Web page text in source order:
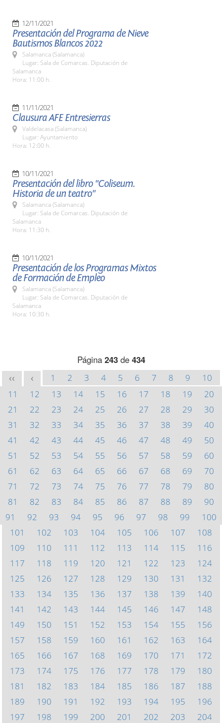
12/11/2021
Presentación del Programa de Nieve
Bautismos Blancos 2022
Salamanca (Salamanca)
Lugar: Sala de Comarcas. Diputación de
Salamanca
Hora: 11:00 h.
11/11/2021
Clausura AFE Entresierras
Valdelacasa (Salamanca)
Lugar: Ayuntamiento
Hora: 12:00 h.
10/11/2021
Presentación del libro "Coliseum.
Historia de un teatro"
Salamanca (Salamanca)
Lugar: Sala de Comarcas. Diputación de
Salamanca
Hora: 11:30 h.
10/11/2021
Presentación de los Programas Mixtos
de Formación de Empleo
Salamanca (Salamanca)
Lugar: Sala de Comarcas. Diputación de
Salamanca
Hora: 10:30 h.
Página 243de 434
<< < 1 2 3 4 5 6 7 8 9
10
11
12 13 14 15 16 17 18 19
20
21
22 23 24 25 26 27 28 29
30
31
32 33 34 35 36 37 38 39
40
41
42 43 44 45 46 47 48 49
50
51
52 53 54 55 56 57 58 59
60
61
62 63 64 65 66 67 68 69
70
71
72 73 74 75 76 77 78 79
80
81
82 83 84 85 86 87 88 89
90
91
92 93 94 95 96 97 98 99
100
101
102 103 104 105 106 107
108
109
110 111 112 113 114 115
116
117
118 119 120 121 122 123
124
125
126 127 128 129 130 131
132
133
134 135 136 137 138 139
140
141
142 143 144 145 146 147
148
149
150 151 152 153 154 155
156
157
158 159 160 161 162 163
164
165
166 167 168 169 170 171
172
173
174 175 176 177 178 179
180
181
182 183 184 185 186 187
188
189
190 191 192 193 194 195
196
197
198 199 200 201 202 203
204